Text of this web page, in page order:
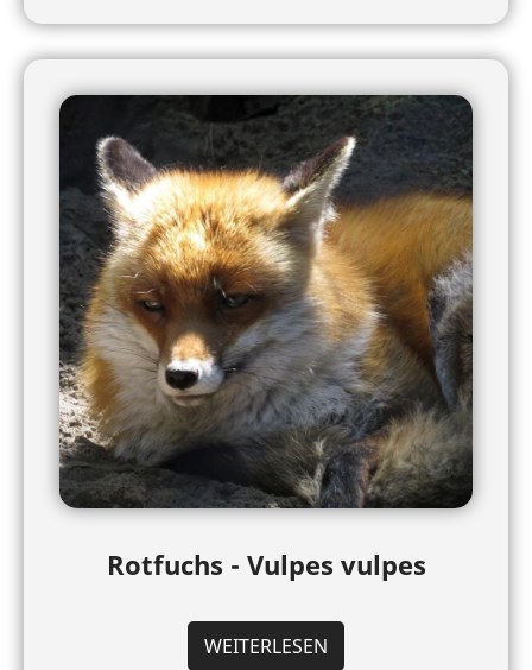
Rotfuchs - Vulpes vulpes
WEITERLESEN